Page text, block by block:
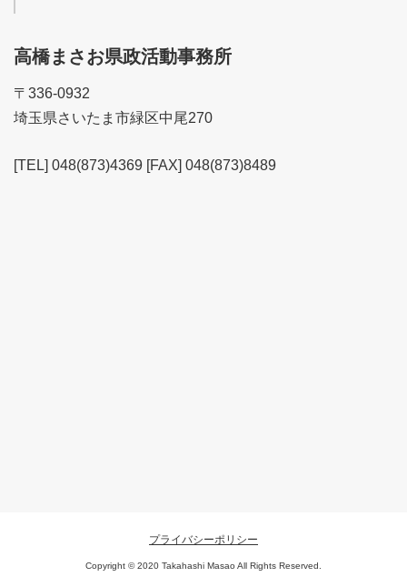
高橋まさお県政活動事務所
〒336-0932
埼玉県さいたま市緑区中尾270
[TEL] 048(873)4369 [FAX] 048(873)8489
プライバシーポリシー
Copyright © 2020 Takahashi Masao All Rights Reserved.